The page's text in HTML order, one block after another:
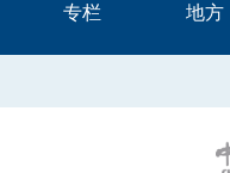
专栏 地方